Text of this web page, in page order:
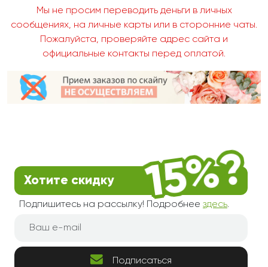
Мы не просим переводить деньги в личных
сообщениях, на личные карты или в сторонние чаты.
Пожалуйста, проверяйте адрес сайта и
официальные контакты перед оплатой.
Хотите скидку
Подпишитесь на рассылку! Подробнее здесь.
Подписаться